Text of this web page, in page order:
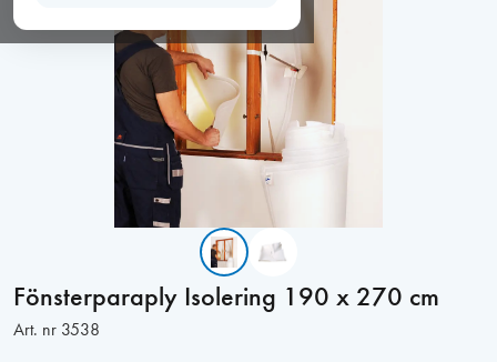
Fönsterparaply Isolering 190 x 270 cm
Art. nr 3538